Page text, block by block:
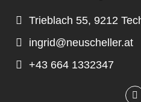
Trieblach 55, 9212
ingrid@neuscheller.at
+43 664 1332347